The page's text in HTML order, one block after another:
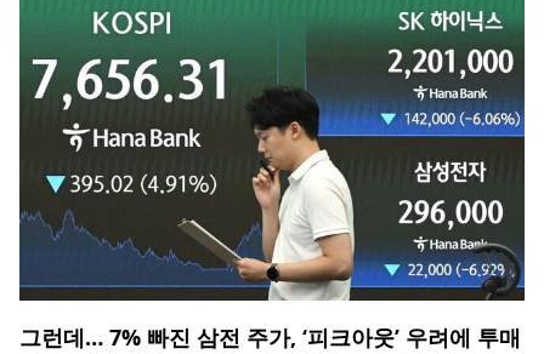
그런데… 7% 빠진 삼전 주가, ‘피크아웃’ 우려에 투매